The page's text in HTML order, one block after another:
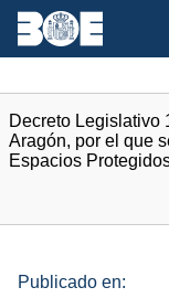
Decreto Legislativo
Aragón, por el que
Espacios
Publicado en: